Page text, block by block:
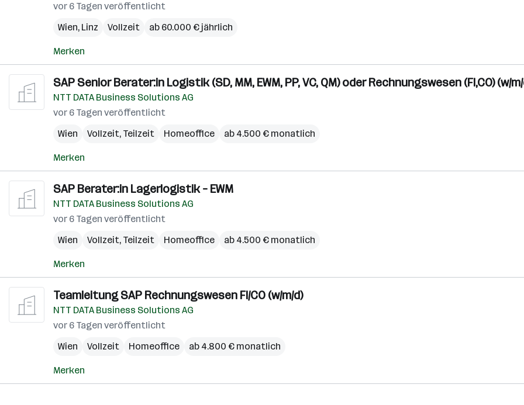
vor 6 Tagen veröffentlicht
Wien, Linz Vollzeit ab 60.000 € jährlich
Merken
SAP Senior Berater:in Logistik (SD, MM, EWM, PP, VC, QM) oder Rechnungswesen (FI,CO) (w/
NTT DATA Business Solutions AG
vor 6 Tagen veröffentlicht
Wien
Vollzeit, Teilzeit Homeoffice ab 4.500 € monatlich
Merken
SAP Berater:in Lagerlogistik – EWM
NTT DATA Business Solutions AG
vor 6 Tagen veröffentlicht
Wien
Vollzeit, Teilzeit Homeoffice ab 4.500 € monatlich
Merken
Teamleitung SAP Rechnungswesen FI/CO (w/m/d)
NTT DATA Business Solutions AG
vor 6 Tagen veröffentlicht
Wien
Vollzeit Homeoffice ab 4.800 € monatlich
Merken